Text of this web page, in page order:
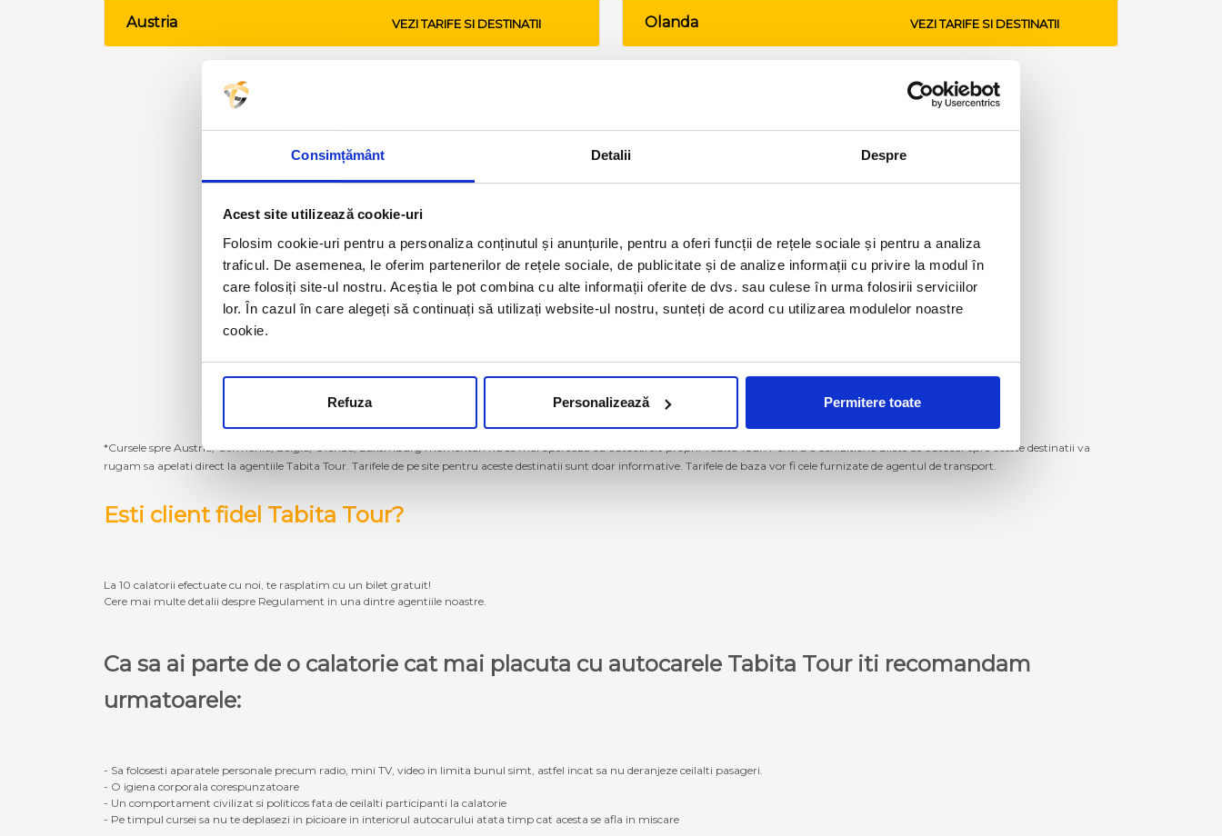
Consimțământ Detalii Despre
Acest site utilizează cookie-uri
Folosim cookie-uri pentru a personaliza conținutul și anunțurile, pentru a oferi funcții de rețele sociale și pentru a analiza
traficul. De asemenea, le oferim partenerilor de rețele sociale, de publicitate și de analize informații cu privire la modul în
care folosiți site-ul nostru. Aceștia le pot combina cu alte informații oferite de dvs. sau culese în urma folosirii serviciilor
lor. În cazul în care alegeți să continuați să utilizați website-ul nostru, sunteți de acord cu utilizarea modulelor noastre
cookie.
Refuza Personalizează Permitere toate
Austria VEZI TARIFE SI DESTINATII Olanda VEZI TARIFE SI DESTINATII
*Cursele spre Austria, Germania, Belgia, Olanda, Luxemburg momentan nu se mai operează cu autocarele proprii Tabita Tour. Pentru a achizitiona bilete de autocar spre aceste destinatii va
rugam sa apelati direct la agentiile Tabita Tour. Tarifele de pe site pentru aceste destinatii sunt doar informative. Tarifele de baza vor fi cele furnizate de agentul de transport.
Esti client fidel Tabita Tour?
La 10 calatorii efectuate cu noi, te rasplatim cu un bilet gratuit!
Cere mai multe detalii despre Regulament in una dintre agentiile noastre.
Ca sa ai parte de o calatorie cat mai placuta cu autocarele Tabita Tour iti recomandam
urmatoarele:
- Sa folosesti aparatele personale precum radio, mini TV, video in limita bunul simt, astfel incat sa nu deranjeze ceilalti pasageri.
- O igiena corporala corespunzatoare
- Un comportament civilizat si politicos fata de ceilalti participanti la calatorie
- Pe timpul cursei sa nu te deplasezi in picioare in interiorul autocarului atata timp cat acesta se afla in miscare